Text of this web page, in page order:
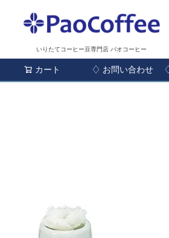
いりたてコーヒー豆専門店 パオコーヒー
カート ♢ お問い合わせ
検索